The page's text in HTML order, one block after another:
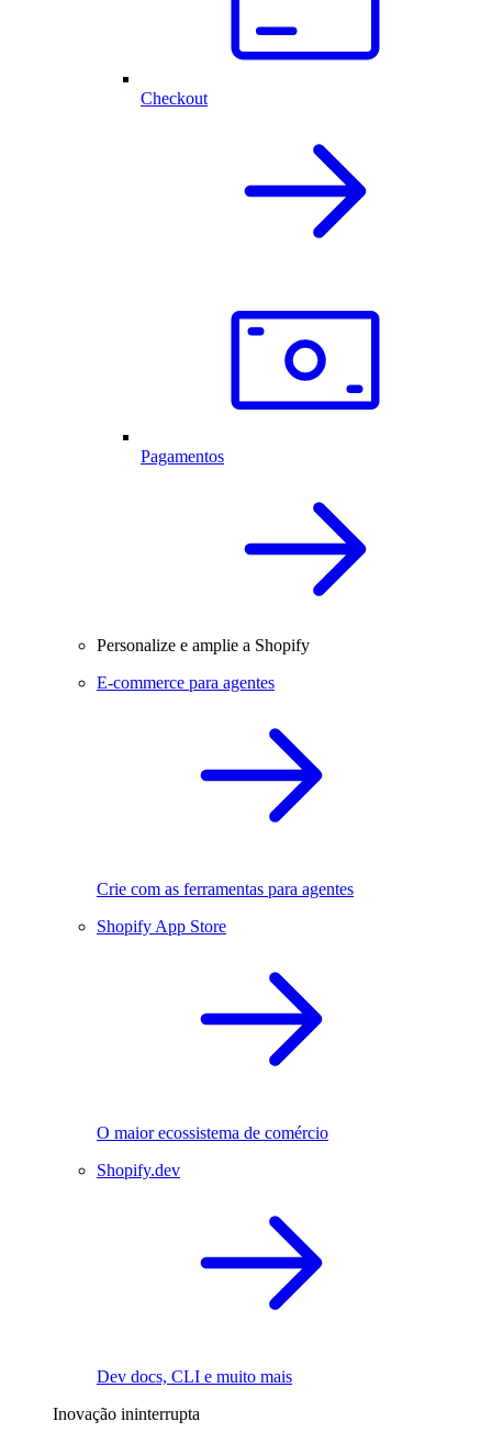
Checkout
Pagamentos
Personalize e amplie a Shopify
E-commerce para agentes
Crie com as ferramentas para agentes
Shopify App Store
O maior ecossistema de comércio
Shopify.dev
Dev docs, CLI e muito mais
Inovação ininterrupta